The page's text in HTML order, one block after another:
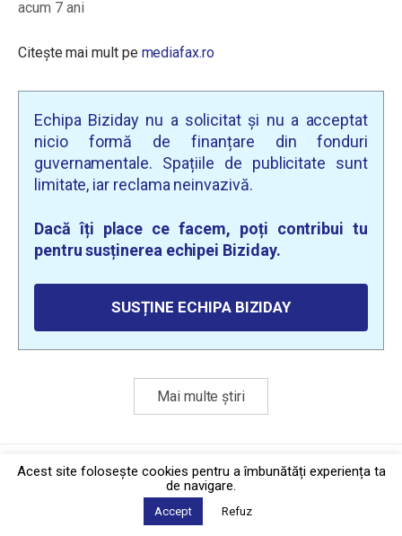
acum 7 ani
Citește mai mult pe mediafax.ro
Echipa Biziday nu a solicitat și nu a acceptat
nicio formă de finanțare din fonduri
guvernamentale. Spațiile de publicitate sunt
limitate, iar reclama neinvazivă.
Dacă îți place ce facem, poți contribui tu
pentru susținerea echipei Biziday.
SUSȚINE ECHIPA BIZIDAY
Mai multe știri
Politica de confidențialitate·Contact
2026 © Biziday
Acest site foloseşte cookies pentru a îmbunătăți experiența ta
de navigare.
Accept Refuz